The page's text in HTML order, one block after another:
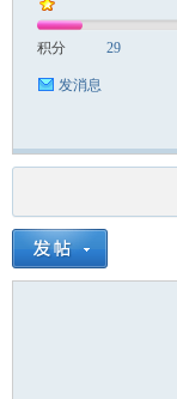
积分 29
发消息